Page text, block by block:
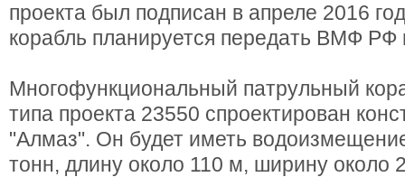
проекта был подписан в апреле 2016
корабль планируется передать ВМФ РФ
Многофункциональный патрульный
типа проекта 23550 спроектирован
"Алмаз". Он будет иметь
тонн, длину около 110 м, ширину около